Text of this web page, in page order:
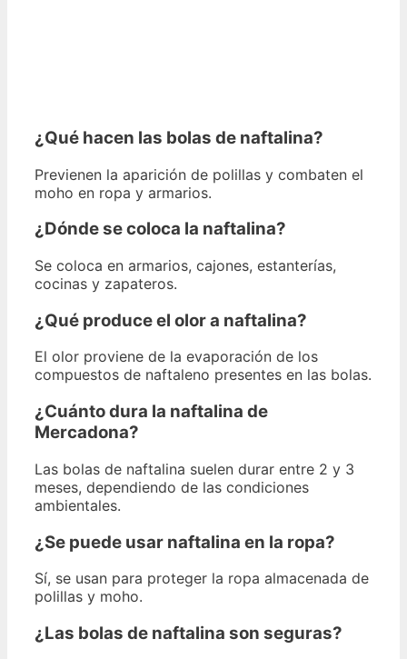
¿Qué hacen las bolas de naftalina?
Previenen la aparición de polillas y combaten el
moho en ropa y armarios.
¿Dónde se coloca la naftalina?
Se coloca en armarios, cajones, estanterías,
cocinas y zapateros.
¿Qué produce el olor a naftalina?
El olor proviene de la evaporación de los
compuestos de naftaleno presentes en las bolas.
¿Cuánto dura la naftalina de
Mercadona?
Las bolas de naftalina suelen durar entre 2 y 3
meses, dependiendo de las condiciones
ambientales.
¿Se puede usar naftalina en la ropa?
Sí, se usan para proteger la ropa almacenada de
polillas y moho.
¿Las bolas de naftalina son seguras?